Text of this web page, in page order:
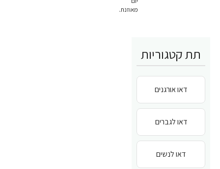
מאוזנת.
תת קטגוריות
דאו אורגנים
דאו לגברים
דאו לנשים